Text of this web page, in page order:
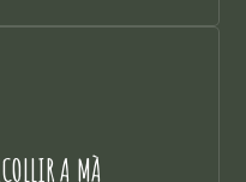
A MÀ